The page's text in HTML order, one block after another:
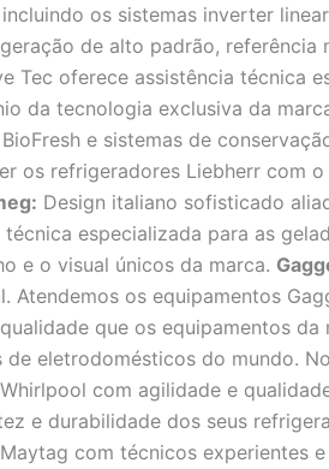
os sistemas inverter
de alto padrão, referência
Tec oferece assistência técnica
da tecnologia exclusiva da
e sistemas de
os refrigeradores Liebherr com
Design italiano sofisticado
técnica especializada para as
e o visual únicos da marca.
Atendemos os equipamentos
que os equipamentos da
de eletrodomésticos do mundo.
com agilidade e
e durabilidade dos seus
com técnicos experientes